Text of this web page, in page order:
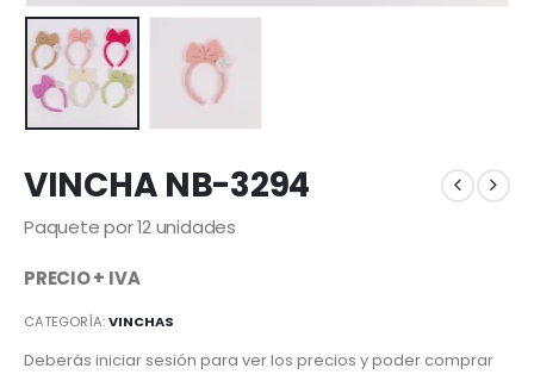
VINCHA NB-3294
Paquete por 12 unidades
PRECIO + IVA
CATEGORÍA:VINCHAS
Deberás iniciar sesión para ver los precios y poder comprar